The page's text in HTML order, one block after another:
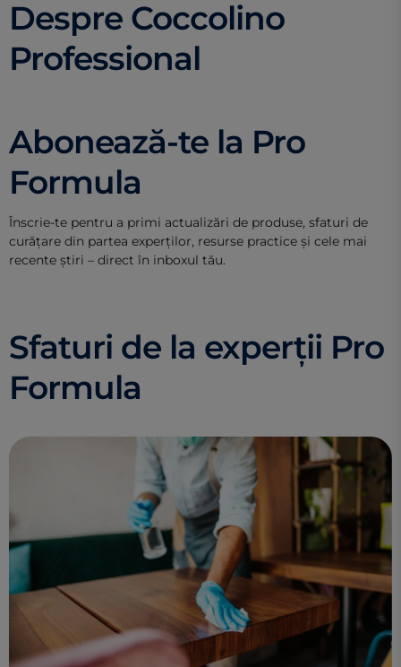
Despre Coccolino
Professional
Abonează-te la Pro
Formula
Înscrie-te pentru a primi actualizări de produse, sfaturi de
curățare din partea experților, resurse practice și cele mai
recente știri – direct în inboxul tău.
Sfaturi de la experții Pro
Formula